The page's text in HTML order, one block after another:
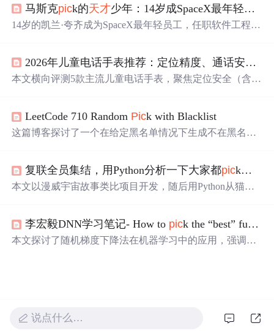
马斯克pick的天才少年：14岁成SpaceX最年轻工程师，岗位年薪百万，2岁启蒙11岁上大学...
14岁的凯兰·夸齐成为SpaceX最年轻员工，任职软件工程
工作。凯兰在多个领域展现出超常才华，他的故事在社交
媒体上引发热议。
2026年儿童电话手表推荐：定位精度、通话安全与健康监测深度横评
本文横向评测5款主流儿童电话手表，聚焦定位安全（含楼
噪）、家长管控（应用禁用、支付限额）及防水续航。小
天才Z12为TopPick，搭载4778双频GNSS芯片、全球首款
LeetCode 710 Random Pick with Blacklist
这篇博客探讨了一个在给定黑名单情况下生成不在黑名单
效率。解决方案包括使用HashMap存储映射关系，并在 pic
k()方法中检查和返回随机数。这种方法巧妙地避免了每次
复联全员集结，用Python分析一下大家都pick谁？
本文以漫威宇宙故事类比项目开发，随后用Python从猫眼
程度，制作词云，还对钢铁侠和灭霸进行情感分析，最后
给出程序员重构代码的警示。
李宏毅DNN学习笔记- How to pick the “best” function? 实践问题研究
本文探讨了随机梯度下降法在机器学习中的应用，强调了
说点什么…